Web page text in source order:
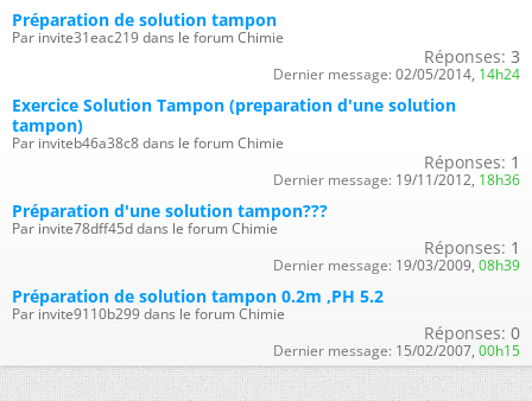
Préparation de solution tampon
Par invite31eac219 dans le forum Chimie
Réponses: 3
Dernier message: 02/05/2014, 14h24
Exercice Solution Tampon (preparation d'une solution
tampon)
Par inviteb46a38c8 dans le forum Chimie
Réponses: 1
Dernier message: 19/11/2012, 18h36
Préparation d'une solution tampon???
Par invite78dff45d dans le forum Chimie
Réponses: 1
Dernier message: 19/03/2009, 08h39
Préparation de solution tampon 0.2m ,PH 5.2
Par invite9110b299 dans le forum Chimie
Réponses: 0
Dernier message: 15/02/2007, 00h15